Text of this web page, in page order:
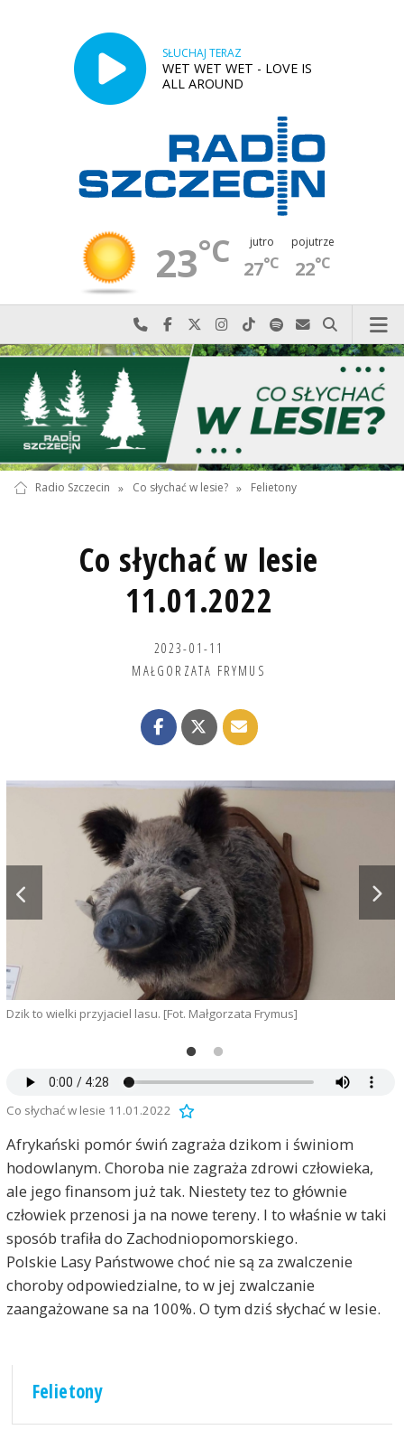
SŁUCHAJ TERAZ
WET WET WET - LOVE IS
ALL AROUND
23°C jutro
27°C
pojutrze
22°C
Najlepiej po prostu do nas zadzwoń
Odwiedź nas na Facebook-u
Odwiedź nas na X
Odwiedź nas na Instagram-ie
Odwiedź nas na TikTok-u
Szukaj nas na Spotify
Wyślij do nas
Szukaj
Radio Szczecin » Co słychać w lesie? » Felietony
Co słychać w lesie
11.01.2022
2023-01-11
MAŁGORZATA FRYMUS
Dzik to wielki przyjaciel lasu. [Fot. Małgorzata Frymus]
Co słychać w lesie 11.01.2022
Afrykański pomór świń zagraża dzikom i świniom
hodowlanym. Choroba nie zagraża zdrowi człowieka,
ale jego finansom już tak. Niestety tez to głównie
człowiek przenosi ja na nowe tereny. I to właśnie w taki
sposób trafiła do Zachodniopomorskiego.
Polskie Lasy Państwowe choć nie są za zwalczenie
choroby odpowiedzialne, to w jej zwalczanie
zaangażowane sa na 100%. O tym dziś słychać w lesie.
Felietony